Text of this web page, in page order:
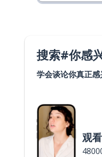
搜索#你感
学会谈论你真正
观